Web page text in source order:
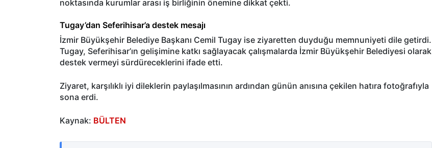
noktasında kurumlar arası iş birliğinin önemine dikkat çekti.
Tugay’dan Seferihisar’a destek mesajı
İzmir Büyükşehir Belediye Başkanı Cemil Tugay ise ziyaretten duyduğu memnuniyeti dile getirdi.
Tugay, Seferihisar’ın gelişimine katkı sağlayacak çalışmalarda İzmir Büyükşehir Belediyesi olarak
destek vermeyi sürdüreceklerini ifade etti.
Ziyaret, karşılıklı iyi dileklerin paylaşılmasının ardından günün anısına çekilen hatıra fotoğrafıyla
sona erdi.
Kaynak: BÜLTEN